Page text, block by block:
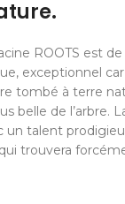
ROOTS est
exceptionnel
tombé à terre
belle de l’arbre.
un talent
trouvera